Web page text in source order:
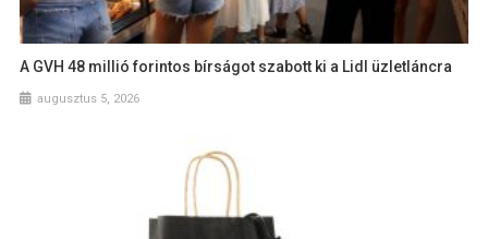
A GVH 48 millió forintos bírságot szabott ki a Lidl üzletláncra
augusztus 5, 2026